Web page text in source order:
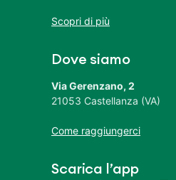
Scopri di più
Dove siamo
Via Gerenzano, 2
21053 Castellanza (VA)
Come raggiungerci
Scarica l’app